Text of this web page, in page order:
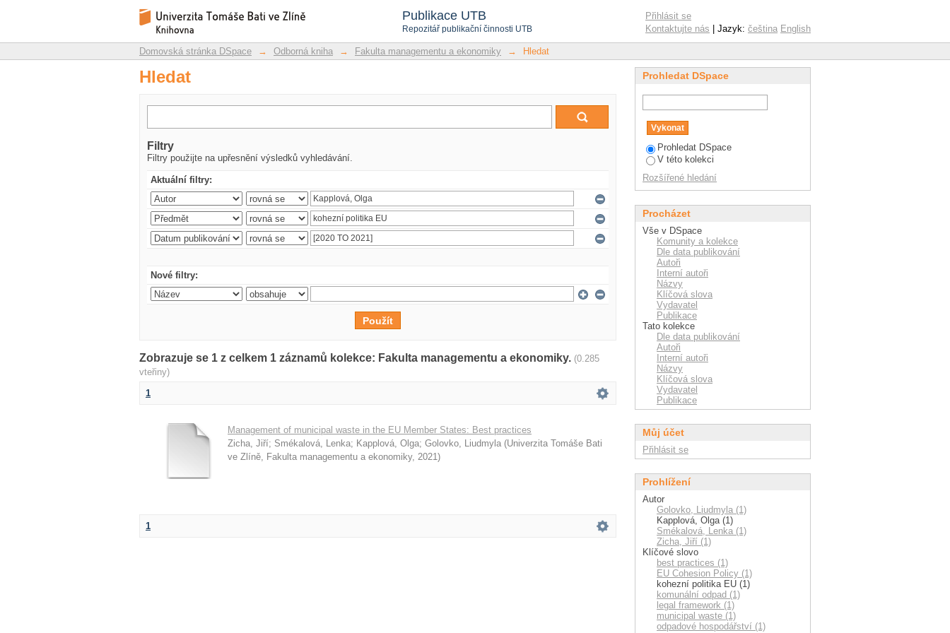
Publikace UTB
Repozitář publikační činnosti UTB
Hledat
Repozitář DSpace/Manakin
Přihlásit se
Kontaktujte nás | Jazyk: čeština English
Domovská stránka DSpace → Odborná kniha → Fakulta managementu a ekonomiky → Hledat
Hledat
Filtry
Filtry použijte na upřesnění výsledků vyhledávání.
Aktuální filtry:
Nové filtry:
Zobrazuje se 1 z celkem 1 záznamů kolekce: Fakulta managementu a ekonomiky. (0.285
vteřiny)
1
Management of municipal waste in the EU Member States: Best practices
Zicha, Jiří; Smékalová, Lenka; Kapplová, Olga; Golovko, Liudmyla (Univerzita Tomáše Bati
ve Zlíně, Fakulta managementu a ekonomiky, 2021)
1
Prohledat DSpace
Prohledat DSpace
V této kolekci
Rozšířené hledání
Procházet
Vše v DSpace
Komunity a kolekce
Dle data publikování
Autoři
Interní autoři
Názvy
Klíčová slova
Vydavatel
Publikace
Tato kolekce
Dle data publikování
Autoři
Interní autoři
Názvy
Klíčová slova
Vydavatel
Publikace
Můj účet
Přihlásit se
Prohlížení
Autor
Golovko, Liudmyla (1)
Kapplová, Olga (1)
Smékalová, Lenka (1)
Zicha, Jiří (1)
Klíčové slovo
best practices (1)
EU Cohesion Policy (1)
kohezní politika EU (1)
komunální odpad (1)
legal framework (1)
municipal waste (1)
odpadové hospodářství (1)